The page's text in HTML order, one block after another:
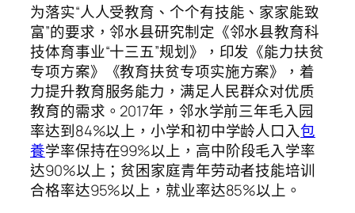
为落实“人人受教育、个个有技能、家家能致
富”的要求，邻水县研究制定《邻水县教育科
技体育事业“十三五”规划》，印发《能力扶贫
专项方案》《教育扶贫专项实施方案》，着
力提升教育服务能力，满足人民群众对优质
教育的需求。2017年，邻水学前三年毛入园
率达到84%以上，小学和初中学龄人口入包
養学率保持在99%以上，高中阶段毛入学率
达90%以上；贫困家庭青年劳动者技能培训
合格率达95%以上，就业率达85%以上。